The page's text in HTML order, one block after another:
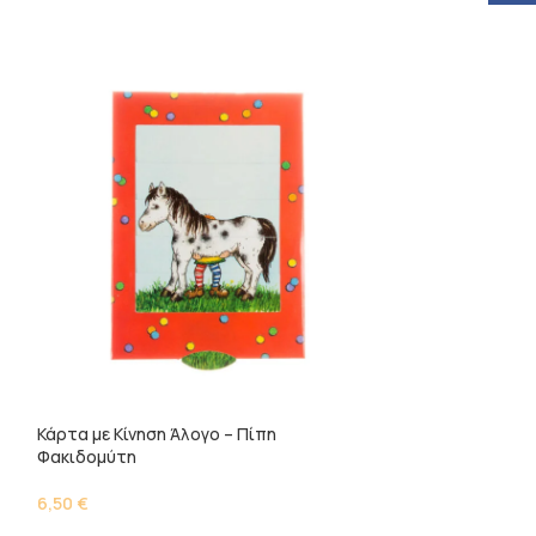
Κάρτα με Κίνηση Άλογο – Πίπη
Φακιδομύτη
6,50 €